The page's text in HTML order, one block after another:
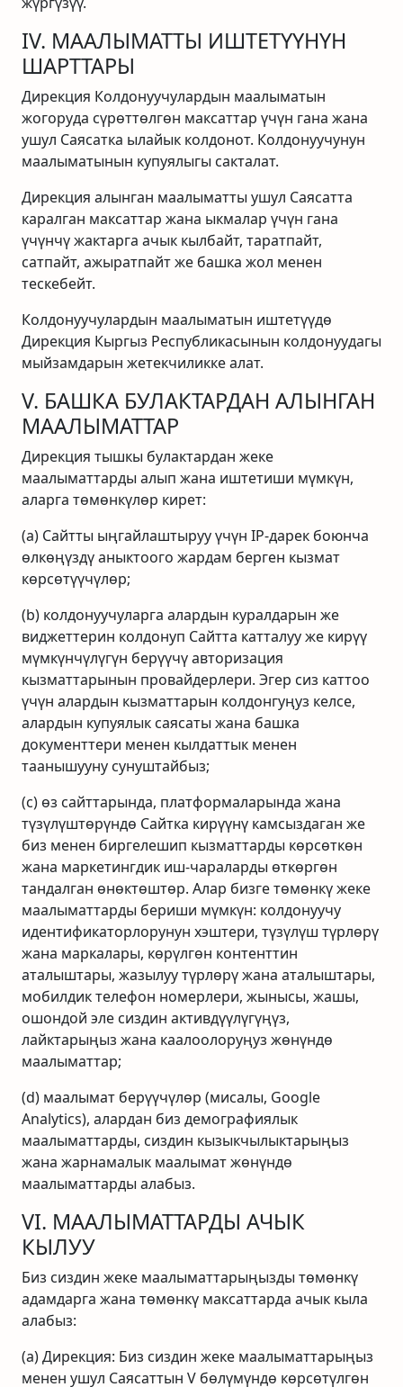
IV. МААЛЫМАТТЫ ИШТЕТҮҮНҮН
ШАРТТАРЫ
Дирекция Колдонуучулардын маалыматын
жогоруда сүрөттөлгөн максаттар үчүн гана жана
ушул Саясатка ылайык колдонот. Колдонуучунун
маалыматынын купуялыгы сакталат.
Дирекция алынган маалыматты ушул Саясатта
каралган максаттар жана ыкмалар үчүн гана
үчүнчү жактарга ачык кылбайт, таратпайт,
сатпайт, ажыратпайт же башка жол менен
тескебейт.
Колдонуучулардын маалыматын иштетүүдө
Дирекция Кыргыз Республикасынын колдонуудагы
мыйзамдарын жетекчиликке алат.
V. БАШКА БУЛАКТАРДАН АЛЫНГАН
МААЛЫМАТТАР
Дирекция тышкы булактардан жеке
маалыматтарды алып жана иштетиши мүмкүн,
аларга төмөнкүлөр кирет:
(a) Сайтты ыңгайлаштыруу үчүн IP-дарек боюнча
өлкөңүздү аныктоого жардам берген кызмат
көрсөтүүчүлөр;
(b) колдонуучуларга алардын куралдарын же
виджеттерин колдонуп Сайтта катталуу же кирүү
мүмкүнчүлүгүн берүүчү авторизация
кызматтарынын провайдерлери. Эгер сиз каттоо
үчүн алардын кызматтарын колдонгуңуз келсе,
алардын купуялык саясаты жана башка
документтери менен кылдаттык менен
таанышууну сунуштайбыз;
(c) өз сайттарында, платформаларында жана
түзүлүштөрүндө Сайтка кирүүнү камсыздаган же
биз менен биргелешип кызматтарды көрсөткөн
жана маркетингдик иш-чараларды өткөргөн
тандалган өнөктөштөр. Алар бизге төмөнкү жеке
маалыматтарды бериши мүмкүн: колдонуучу
идентификаторлорунун хэштери, түзүлүш түрлөрү
жана маркалары, көрүлгөн контенттин
аталыштары, жазылуу түрлөрү жана аталыштары,
мобилдик телефон номерлери, жынысы, жашы,
ошондой эле сиздин активдүүлүгүңүз,
лайктарыңыз жана каалоолоруңуз жөнүндө
маалыматтар;
(d) маалымат берүүчүлөр (мисалы, Google
Analytics), алардан биз демографиялык
маалыматтарды, сиздин кызыкчылыктарыңыз
жана жарнамалык маалымат жөнүндө
маалыматтарды алабыз.
VI. МААЛЫМАТТАРДЫ АЧЫК
КЫЛУУ
Биз сиздин жеке маалыматтарыңызды төмөнкү
адамдарга жана төмөнкү максаттарда ачык кыла
алабыз:
(a) Дирекция: Биз сиздин жеке маалыматтарыңыз
менен ушул Саясаттын V бөлүмүндө көрсөтүлгөн